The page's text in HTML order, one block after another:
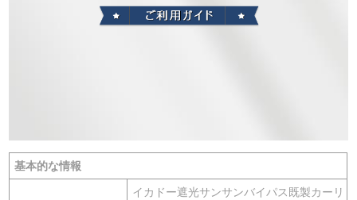
基本的な情報
イカドー遮光サンサンバイパス既製カーリ